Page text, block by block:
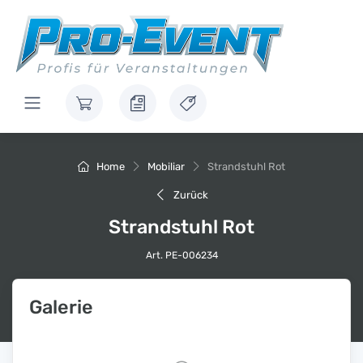
Home Mobiliar Strandstuhl Rot
Zurück
Strandstuhl Rot
Art. PE-006234
Galerie